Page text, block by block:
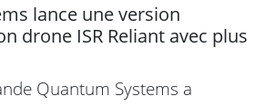
lance une version
drone ISR Reliant avec plus
Quantum Systems a